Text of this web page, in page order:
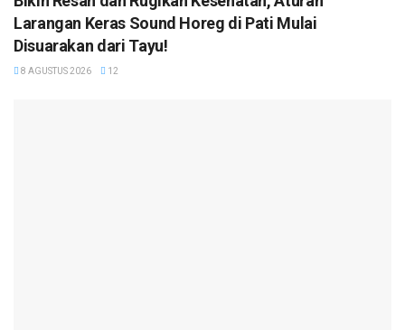
Larangan Keras Sound Horeg di Pati Mulai
Disuarakan dari Tayu!
8 AGUSTUS 2026 12